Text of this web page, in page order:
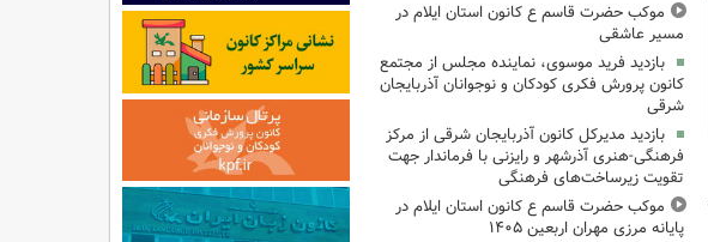
موکب حضرت قاسم ع کانون استان ایلام در
مسیر عاشقی
بازدید فرید موسوی، نماینده مجلس از مجتمع
کانون پرورش فکری کودکان و نوجوانان آذربایجان
شرقی
بازدید مدیرکل کانون آذربایجان شرقی از مرکز
فرهنگی‌-هنری آذرشهر و رایزنی با فرماندار جهت
تقویت زیرساخت‌های فرهنگی
موکب حضرت قاسم ع کانون استان ایلام در
پایانه مرزی مهران اربعین ۱۴۰۵